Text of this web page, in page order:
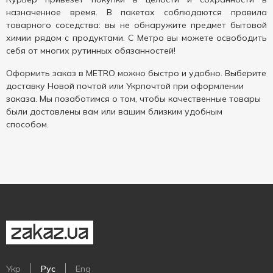
назначенное время. В пакетах соблюдаются правила
товарного соседства: вы не обнаружите предмет бытовой
химии рядом с продуктами. С Метро вы можете освободить
себя от многих рутинных обязанностей!
Оформить заказ в METRO можно быстро и удобно. Выберите
доставку Новой почтой или Укрпочтой при оформлении
заказа. Мы позаботимся о том, чтобы качественные товары
были доставлены вам или вашим близким удобным
способом.
Укр Рус Eng